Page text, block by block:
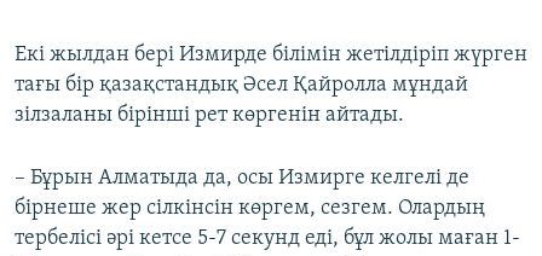
Екі жылдан бері Измирде білімін жетілдіріп жүрген
тағы бір қазақстандық Әсел Қайролла мұндай
зілзаланы бірінші рет көргенін айтады.
– Бұрын Алматыда да, осы Измирге келгелі де
бірнеше жер сілкінсін көргем, сезгем. Олардың
тербелісі әрі кетсе 5-7 секунд еді, бұл жолы маған 1-